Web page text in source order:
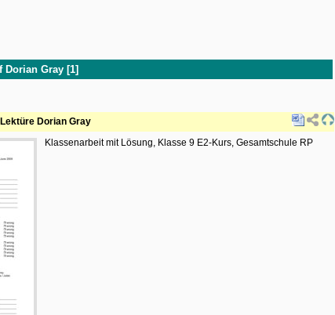
Dorian Gray [1]
Dorian Gray
Klassenarbeit mit Lösung, Klasse 9 E2-Kurs, Gesamtschule RP